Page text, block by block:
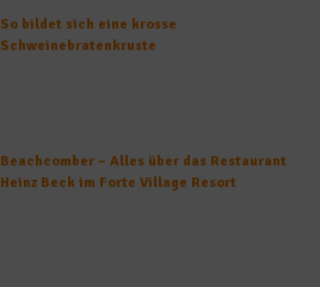
So bildet sich eine krosse
Schweinebratenkruste
Beachcomber – Alles über das Restaurant
Heinz Beck im Forte Village Resort